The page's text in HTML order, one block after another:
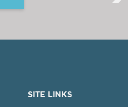
SITE LINKS